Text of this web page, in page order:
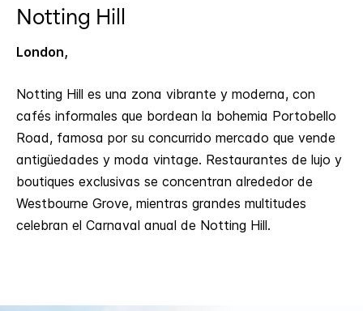
Notting Hill
London,
Notting Hill es una zona vibrante y moderna, con
cafés informales que bordean la bohemia Portobello
Road, famosa por su concurrido mercado que vende
antigüedades y moda vintage. Restaurantes de lujo y
boutiques exclusivas se concentran alrededor de
Westbourne Grove, mientras grandes multitudes
celebran el Carnaval anual de Notting Hill.